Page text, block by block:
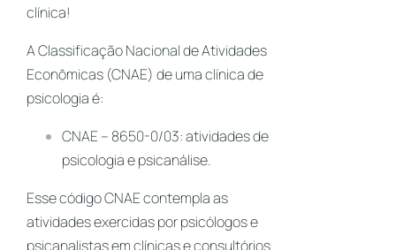
clínica!
A Classificação Nacional de Atividades
Econômicas (CNAE) de uma clínica de
psicologia é:
CNAE – 8650-0/03: atividades de
psicologia e psicanálise.
Esse código CNAE contempla as
atividades exercidas por psicólogos e
psicanalistas em clínicas e consultórios.